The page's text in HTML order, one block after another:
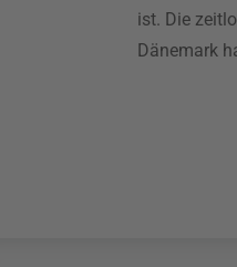
ist. Die
Dänemark